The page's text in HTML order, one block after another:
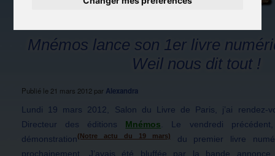
Du côté du
Mnémos lance son 1er livre
Weil nous dit tout !
Publié le 21 mars 2012 par Alexandra
Lundi 19 mars 2012, Salon du Livre de Paris, j’ai rendez-
Directeur des éditions Mnémos . Le vendredi
démonstration(Notre actu du 19 mars)du premier livre
prochainement. J’avais été bluffée par la bande